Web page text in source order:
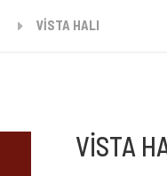
VİSTA HALI
VİSTA